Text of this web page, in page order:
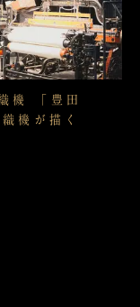
機 「豊田
機が描く